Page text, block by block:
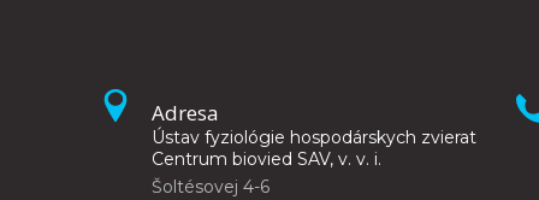
Adresa
Ústav fyziológie hospodárskych zvierat
Centrum biovied SAV, v. v. i.
Šoltésovej 4-6